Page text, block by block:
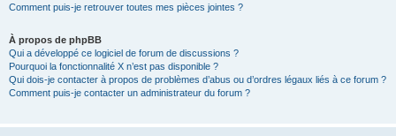
Comment puis-je retrouver toutes mes pièces jointes ?
À propos de phpBB
Qui a développé ce logiciel de forum de discussions ?
Pourquoi la fonctionnalité X n’est pas disponible ?
Qui dois-je contacter à propos de problèmes d’abus ou d’ordres légaux liés à ce forum ?
Comment puis-je contacter un administrateur du forum ?